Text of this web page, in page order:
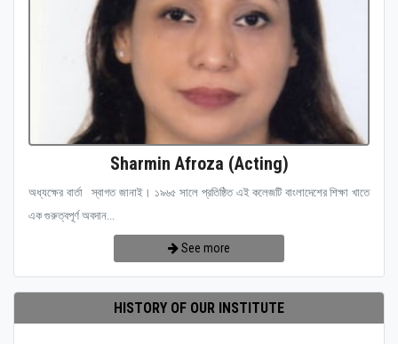
Sharmin Afroza (Acting)
অধ্যক্ষের বার্তা স্বাগত জানাই। ১৯৬৫ সালে প্রতিষ্ঠিত এই কলেজটি বাংলাদেশের শিক্ষা খাতে
এক গুরুত্বপূর্ণ অবদান...
See more
HISTORY OF OUR INSTITUTE